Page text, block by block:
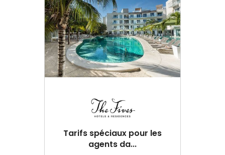
Tarifs spéciaux pour les
agents da...